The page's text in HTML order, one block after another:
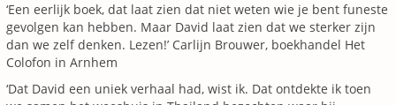
‘Een eerlijk boek, dat laat zien dat niet weten wie je bent funeste
gevolgen kan hebben. Maar David laat zien dat we sterker zijn
dan we zelf denken. Lezen!’ Carlijn Brouwer, boekhandel Het
Colofon in Arnhem
‘Dat David een uniek verhaal had, wist ik. Dat ontdekte ik toen